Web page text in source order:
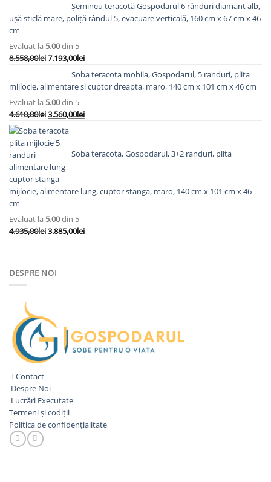
Șemineu teracotă Gospodarul 6 rânduri diamant alb,
ușă sticlă mare, poliță rândul 5, evacuare verticală, 160 cm x 67 cm x 46
cm
Evaluat la 5.00din 5
8.558,00leiPrețul
a
8.558,00lei.
7.193,00leiPrețul
curent
este:
7.193,00lei.
Soba teracota mobila, Gospodarul, 5 randuri, plita
mijlocie, alimentare si cuptor dreapta, maro, 140 cm x 101 cm x 46 cm
Evaluat la 5.00din 5
4.610,00leiPrețul
inițial
a
4.610,00lei.
3.560,00leiPrețul
3.560,00lei.
Soba teracota, Gospodarul, 3+2 randuri, plita
mijlocie, alimentare lung, cuptor stanga, maro, 140 cm x 101 cm x 46
cm
Evaluat la 5.00din 5
4.935,00leiPrețul
4.935,00lei.
3.885,00leiPrețul
DESPRE NOI
Contact
Despre Noi
Lucrări Executate
Termeni și codiții
Politica de confidențialitate